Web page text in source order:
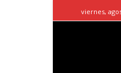
viernes,